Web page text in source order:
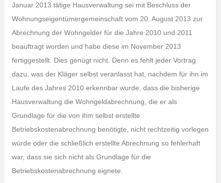
Januar 2013 tätige Hausverwaltung sei mit Beschluss der
Wohnungseigentümergemeinschaft vom 20. August 2013 zur
Abrechnung der Wohngelder für die Jahre 2010 und 2011
beauftragt worden und habe diese im November 2013
fertiggestellt. Dies genügt nicht. Denn es fehlt jeder Vortrag
dazu, was der Kläger selbst veranlasst hat, nachdem für ihn im
Laufe des Jahres 2010 erkennbar wurde, dass die bisherige
Hausverwaltung die Wohngeldabrechnung, die er als
Grundlage für die von ihm selbst erstellte
Betriebskostenabrechnung benötigte, nicht rechtzeitig vorlegen
würde oder die schließlich erstellte Abrechnung so fehlerhaft
war, dass sie sich nicht als Grundlage für die
Betriebskostenabrechnung eignete.